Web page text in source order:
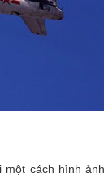
cách hình